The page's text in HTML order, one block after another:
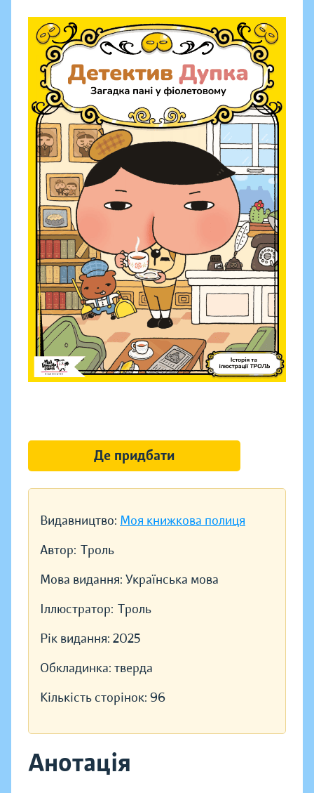
Видавництво: Моя книжкова полиця
Автор: Троль
Мова видання: Українська мова
Іллюстратор: Троль
Рік видання: 2025
Обкладинка: тверда
Кількість сторінок: 96
Анотація
Де придбати